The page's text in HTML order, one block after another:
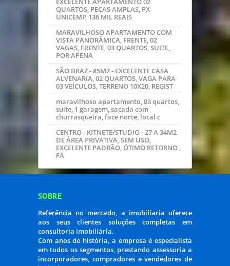
Ótima residência 03 quartos sala, coz,
garagem, lavanderia, edícula com bwc
e depósito,jardim vera c
CENTRO - KITNETE/STUDIO - 27 A 34M2
DE ÁREA PRIVATIVA, SEM USO,
EXCELENTE PADRÃO, ÓTIMO RETORNO ,
FÁ
CIC/VITORIA RÉGIA - 46M2 - EXCELENTE
RESIDÊNCIA, ÓTIMO PADRÃO, 02
QUARTOS, R$175.000,00
Apartamento com 3 dormitórios à
venda, 107m² e privativa 80m2 por R$
280.000,00 - Água Verde - Curit
MARAVILHOSA COBERTURA 190M2
´REA TOTAL PRIVATIVA 129M2, 03
QUARTOS, SUITE, TERRAÇO,
R$879.000,00
EXCELENTE APARTAMENTO 02
VISTA PANORÂMICA, FRENTE, 02
VAGAS, FRENTE, 03 QUARTOS, SUITE,
POR APENA
SÃO BRAZ - 85M2 - EXCELENTE CASA
ALVENARIA, 02 QUARTOS, VAGA PARA
03 VEÍCULOS, TERRENO 10X20, REGIST